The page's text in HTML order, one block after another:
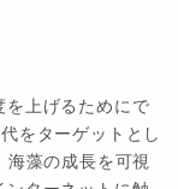
を上げるためにで
をターゲットとし
藻の成長を可視